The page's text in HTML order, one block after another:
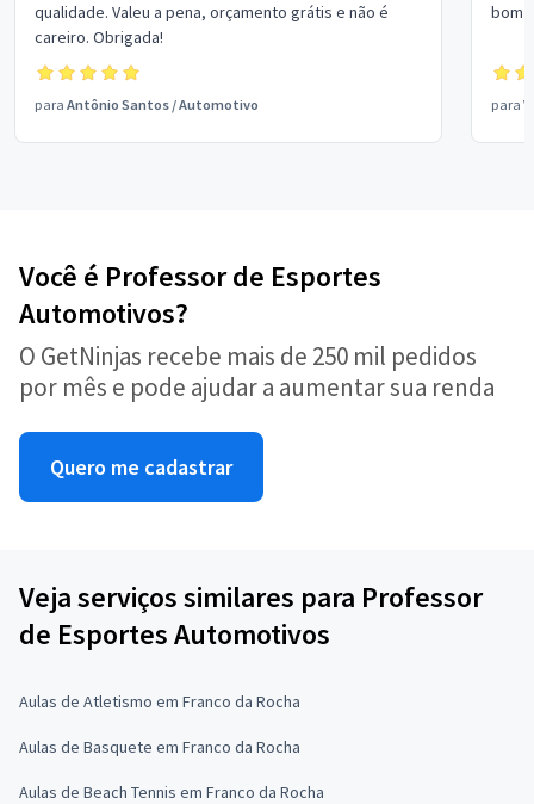
qualidade. Valeu a pena, orçamento grátis e não é
careiro. Obrigada!
para Antônio Santos /Automotivo
bom
para
Você é Professor de Esportes
Automotivos?
O GetNinjas recebe mais de 250 mil pedidos
por mês e pode ajudar a aumentar sua renda
Quero me cadastrar
Veja serviços similares para Professor
de Esportes Automotivos
Aulas de Atletismo em Franco da Rocha
Aulas de Basquete em Franco da Rocha
Aulas de Beach Tennis em Franco da Rocha